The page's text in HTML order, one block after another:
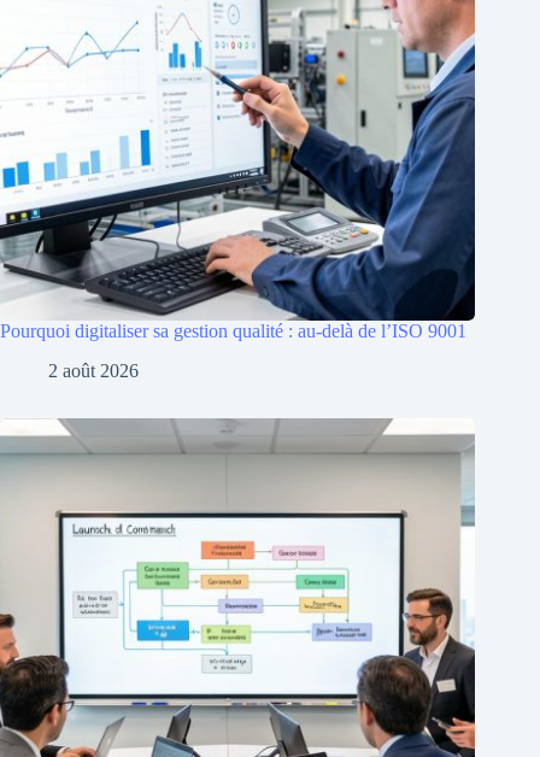
Pourquoi digitaliser sa gestion qualité : au-delà de l’ISO 9001
2 août 2026